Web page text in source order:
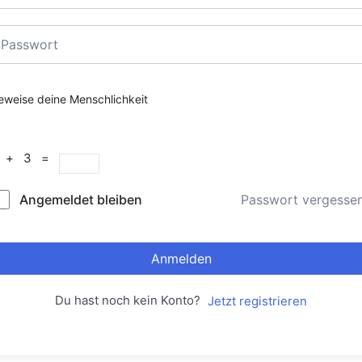
deine Menschlichkeit
+ 3 =
Angemeldet bleiben Passwort
Anmelden
Du hast noch kein Konto? Jetzt registrieren